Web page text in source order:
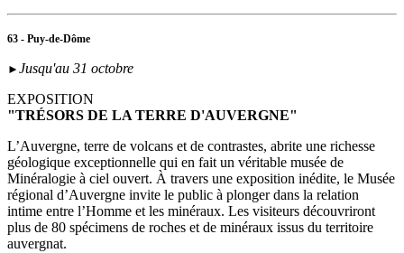
63 - Puy-de-Dôme
► Jusqu'au 31 octobre
EXPOSITION
"TRÉSORS DE LA TERRE D'AUVERGNE"
L’Auvergne, terre de volcans et de contrastes, abrite une richesse
géologique exceptionnelle qui en fait un véritable musée de
Minéralogie à ciel ouvert. À travers une exposition inédite, le Musée
régional d’Auvergne invite le public à plonger dans la relation
intime entre l’Homme et les minéraux. Les visiteurs découvriront
plus de 80 spécimens de roches et de minéraux issus du territoire
auvergnat.